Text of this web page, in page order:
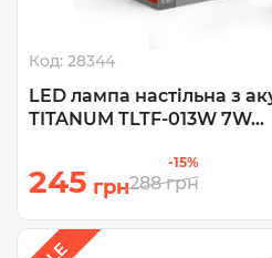
Код: 28344
LED лампа настiльна з
TITANUM TLTF-013W 7W...
245 грн
-15%
288 грн